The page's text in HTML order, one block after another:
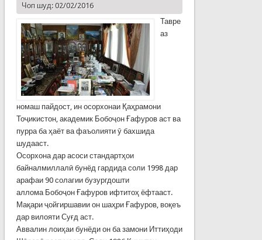
Чоп шуд: 02/02/2016
Тавре
аз
номаш пайдост, ин осорхонаи Қаҳрамони
Тоҷикистон, академик Бобоҷон Ғафуров аст ва
пурра ба ҳаёт ва фаъолияти ӯ бахшида
шудааст.
Осорхона дар асоси стандартҳои
байналмиллалӣ бунёд гардида соли 1998 дар
арафаи 90 солагии бузургдошти
аллома Бобоҷон Ғафуров ифтитоҳ ёфтааст.
Мақари ҷойгиршавии он шаҳри Ғафуров, воқеъ
дар вилояти Суғд аст.
Аввалин лоиҳаи бунёди он ба замони Иттиҳоди